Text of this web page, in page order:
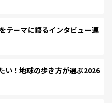
テーマに語るインタビュー連
い！地球の歩き方が選ぶ2026